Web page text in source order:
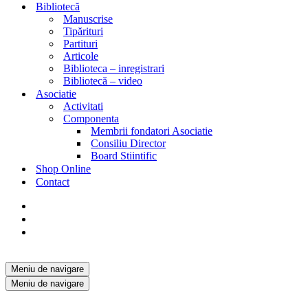
Bibliotecă
Manuscrise
Tipărituri
Partituri
Articole
Biblioteca – inregistrari
Bibliotecă – video
Asociatie
Activitati
Componenta
Membrii fondatori Asociatie
Consiliu Director
Board Stiintific
Shop Online
Contact
Meniu de navigare
Meniu de navigare